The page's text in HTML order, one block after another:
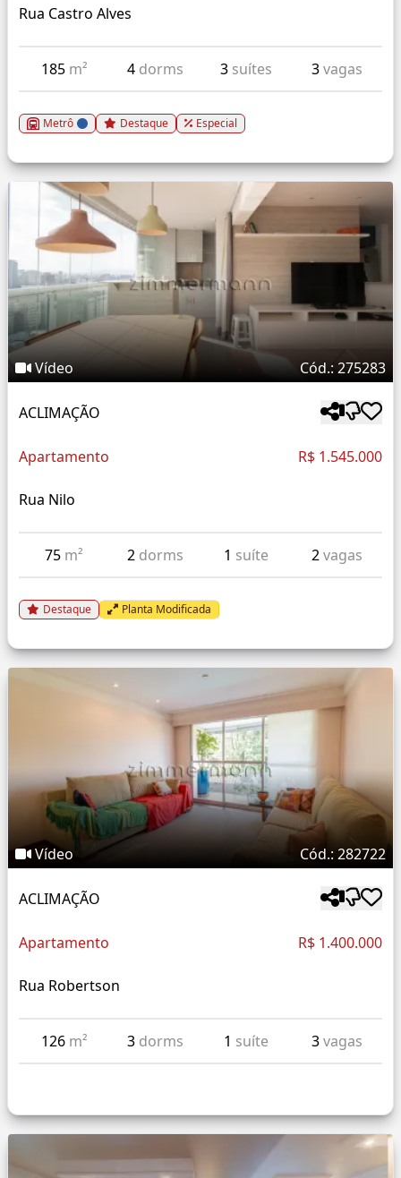
Rua Castro Alves
185 m² 4 dorms 3 suítes 3vagas
Metrô Destaque Especial
Vídeo Cód.: 275283
ACLIMAÇÃO
Apartamento R$ 1.545.000
Rua Nilo
75 m² 2 dorms 1 suíte 2vagas
Destaque Planta Modificada
Vídeo Cód.: 282722
ACLIMAÇÃO
Apartamento R$ 1.400.000
Rua Robertson
126 m² 3 dorms 1 suíte 3vagas